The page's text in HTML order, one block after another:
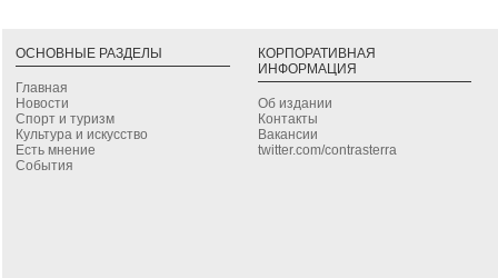
ОСНОВНЫЕ РАЗДЕЛЫ
Главная
Новости
Спорт и туризм
Культура и искусство
Есть мнение
События
КОРПОРАТИВНАЯ
ИНФОРМАЦИЯ
Об издании
Контакты
Вакансии
twitter.com/contrasterra